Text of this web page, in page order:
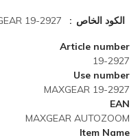
الكود الخاص 19-2927
Article number
19-2927
Use number
MAXGEAR 19-2927
EAN
MAXGEAR AUTOZOOM
Item Name